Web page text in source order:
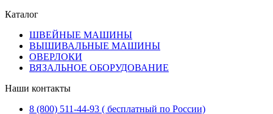
Каталог
ШВЕЙНЫЕ МАШИНЫ
ВЫШИВАЛЬНЫЕ МАШИНЫ
ОВЕРЛОКИ
ВЯЗАЛЬНОЕ ОБОРУДОВАНИЕ
Наши контакты
8 (800) 511-44-93 ( бесплатный по России)